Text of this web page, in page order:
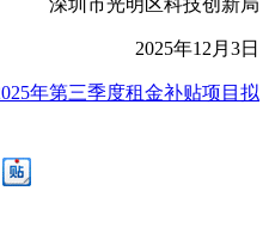
深圳市光明区科技创新局
2025年12月3日
年第三季度租金补贴项目拟